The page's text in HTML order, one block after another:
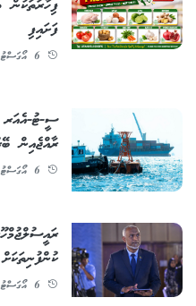
ފަށައިފި
6 އޯގަސްޓު 2026 - 17:5
ރާއްޖެއިން
6 އޯގަސްޓު 2026 - 16:53
6 އޯގަސްޓު 2026 - 16:40